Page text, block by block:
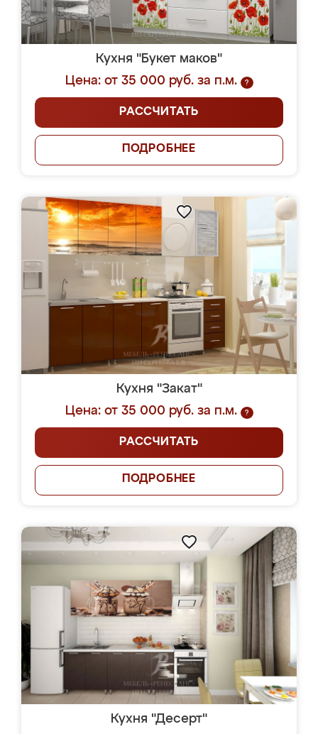
Кухня "Букет маков"
Цена: от 35 000 руб. за п.м.
?
РАССЧИТАТЬ
ПОДРОБНЕЕ
Кухня "Закат"
Цена: от 35 000 руб. за п.м.
?
РАССЧИТАТЬ
ПОДРОБНЕЕ
Кухня "Десерт"